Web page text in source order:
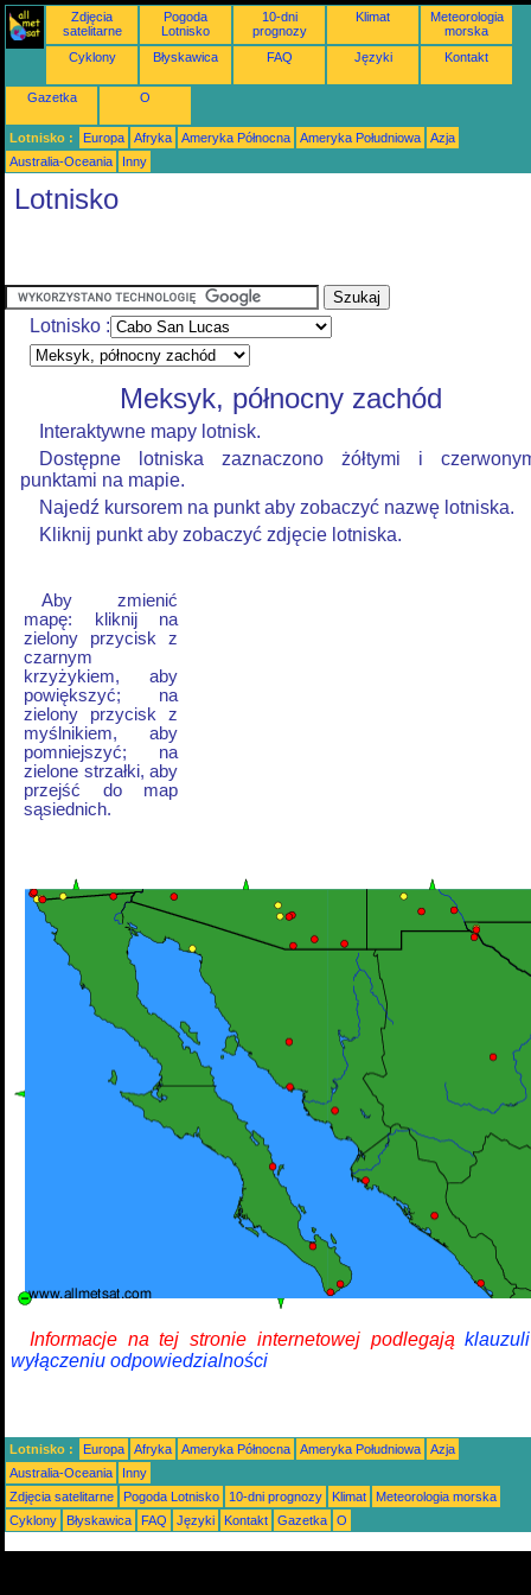
Zdjęcia
satelitarne
Pogoda
Lotnisko
10-dni
prognozy
Klimat
Meteorologia
morska
Cyklony
Błyskawica FAQ Języki Kontakt
Gazetka O
Lotnisko : Europa Afryka Ameryka Północna Ameryka Południowa
Azja
Australia-Oceania
Inny
Lotnisko
Lotnisko :
Meksyk, północny zachód
Interaktywne mapy lotnisk.
Dostępne lotniska zaznaczono żółtymi i
punktami na mapie.
Najedź kursorem na punkt aby zobaczyć nazwę lotniska.
Kliknij punkt aby zobaczyć zdjęcie lotniska.
Aby zmienić
mapę: kliknij na
zielony przycisk z
czarnym
krzyżykiem, aby
powiększyć; na
zielony przycisk z
myślnikiem, aby
pomniejszyć; na
zielone strzałki, aby
przejść do map
sąsiednich.
Informacje na tej stronie internetowej podlegają
wyłączeniu odpowiedzialności
Lotnisko : Europa Afryka Ameryka Północna Ameryka Południowa
Azja
Australia-Oceania
Inny
Zdjęcia satelitarne
Pogoda Lotnisko 10-dni prognozy Klimat
Meteorologia morska
Cyklony
Błyskawica FAQ Języki Kontakt Gazetka O